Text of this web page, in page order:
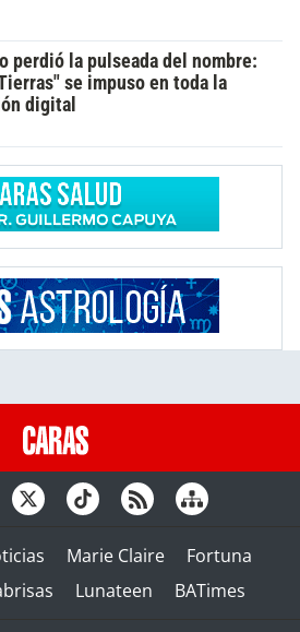
perdió la pulseada del nombre:
se impuso en toda la
digital
Marie Claire
Fortuna
Lunateen BATimes